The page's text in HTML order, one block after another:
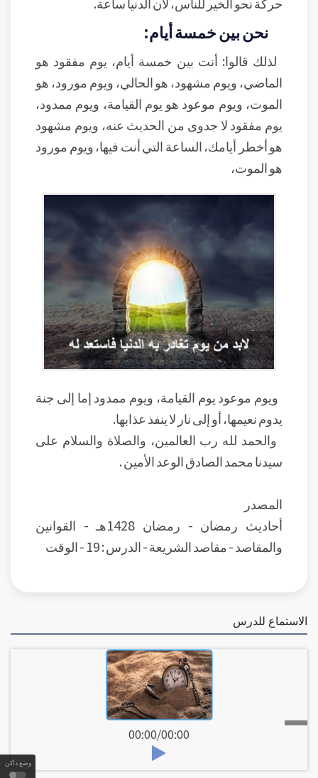
وضع داكن
نحن بين خمسة أيام:
لذلك قالوا: أنت بين خمسة أيام، يوم مفقود هو
الماضي، ويوم مشهود، هو الحالي، ويوم مورود، هو
الموت، ويوم موعود هو يوم القيامة، ويوم ممدود،
يوم مفقود لا جدوى من الحديث عنه، ويوم مشهود
هو أخطر أيامك، الساعة التي أنت فيها، ويوم مورود
هو الموت،
ويوم موعود يوم القيامة، ويوم ممدود إما إلى جنة
يدوم نعيمها، أو إلى نار لا ينفذ عذابها.
والحمد لله رب العالمين، والصلاة والسلام على
سيدنا محمد الصادق الوعد الأمين .
المصدر
أحاديث رمضان - رمضان 1428هـ - القوانين
والمقاصد - مقاصد الشريعة - الدرس : 19 - الوقت
الاستماع للدرس
00:00/00:00